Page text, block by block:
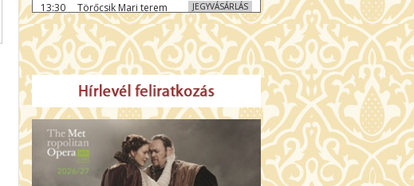
JEGYVÁSÁRLÁS
13:30 Törőcsik Mari terem
A KEGYELEM (16)
JEGYVÁSÁRLÁS
13:30 Díszterem
MAGYAR MENYEGZŐ (12)
14:30 Fábri terem
MESSZI ÉSZAK (12)
JEGYVÁSÁRLÁS
15:00 Csortos terem
MOHÁCS – VILÁGOK HARCA (12)
15:30 Díszterem
ODÜSSZEIA (16)